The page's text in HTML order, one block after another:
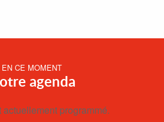
EN CE MOMENT
agenda
programmé.